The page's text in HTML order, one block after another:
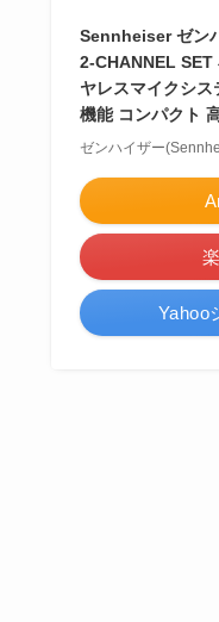
Sennheiser ゼン
2-CHANNEL SET
ヤレスマイクシ
機能 コンパクト
ゼンハイザー
Yahoo